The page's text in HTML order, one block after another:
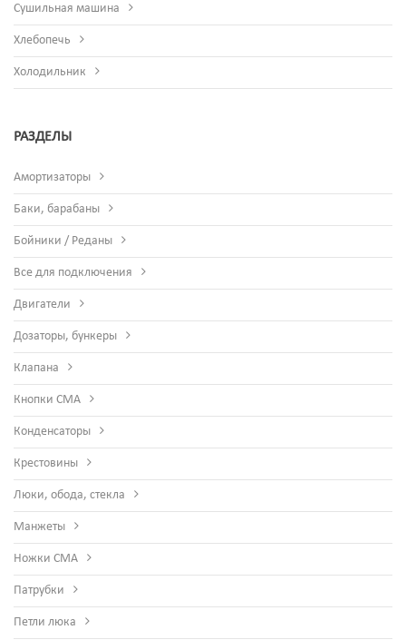
Сушильная машина
Хлебопечь
Холодильник
РАЗДЕЛЫ
Амортизаторы
Баки, барабаны
Бойники / Реданы
Все для подключения
Двигатели
Дозаторы, бункеры
Клапана
Кнопки СМА
Конденсаторы
Крестовины
Люки, обода, стекла
Манжеты
Ножки СМА
Патрубки
Петли люка